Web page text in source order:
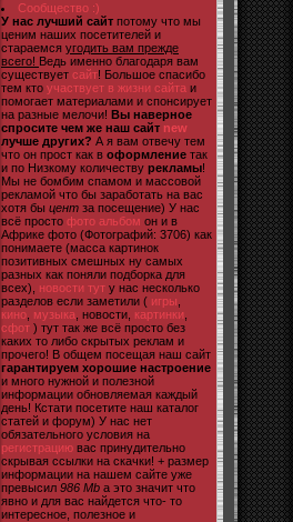
Сообщество :)
У нас лучший сайт потому что мы
ценим наших посетителей и
стараемся угодить вам прежде
всего! Ведь именно благодаря вам
существует сайт! Большое спасибо
тем кто участвует в жизни сайта и
помогает материалами и спонсирует
на разные мелочи! Вы наверное
спросите чем же наш сайт new
лучше других? А я вам отвечу тем
что он прост как в оформление так
и по Низкому количеству рекламы!
Мы не бомбим спамом и массовой
рекламой что бы заработать на вас
хотя бы цент за посещение) У нас
всё просто фото альбом он и в
Африке фото (Фотографий: 3706) как
понимаете (масса картинок
позитивных смешных ну самых
разных как поняли подборка для
всех), новости тут у нас несколько
разделов если заметили ( игры
кино музыка , новости, картинки
сфот ) тут так же всё просто без
каких то либо скрытых реклам и
прочего! В общем посещая наш сайт
гарантируем хорошие настроение
и много нужной и полезной
информации обновляемая каждый
день! Кстати посетите наш каталог
статей и форум) У нас нет
обязательного условия на
регистрацию вас принудительно
скрывая ссылки на скачки! + размер
информации на нашем сайте уже
превысил 986 Mb а это значит что
явно и для вас найдется что- то
интересное, полезное и